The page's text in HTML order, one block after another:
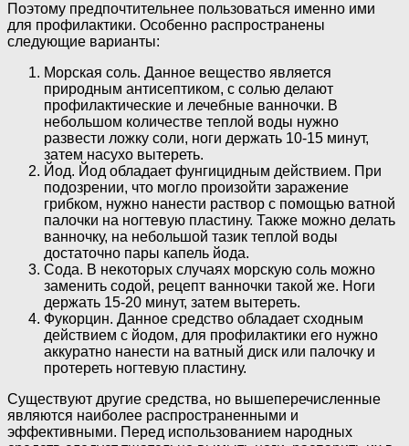
Поэтому предпочтительнее пользоваться именно ими
для профилактики. Особенно распространены
следующие варианты:
Морская соль. Данное вещество является
природным антисептиком, с солью делают
профилактические и лечебные ванночки. В
небольшом количестве теплой воды нужно
развести ложку соли, ноги держать 10-15 минут,
затем насухо вытереть.
Йод. Йод обладает фунгицидным действием. При
подозрении, что могло произойти заражение
грибком, нужно нанести раствор с помощью ватной
палочки на ногтевую пластину. Также можно делать
ванночку, на небольшой тазик теплой воды
достаточно пары капель йода.
Сода. В некоторых случаях морскую соль можно
заменить содой, рецепт ванночки такой же. Ноги
держать 15-20 минут, затем вытереть.
Фукорцин. Данное средство обладает сходным
действием с йодом, для профилактики его нужно
аккуратно нанести на ватный диск или палочку и
протереть ногтевую пластину.
Существуют другие средства, но вышеперечисленные
являются наиболее распространенными и
эффективными. Перед использованием народных